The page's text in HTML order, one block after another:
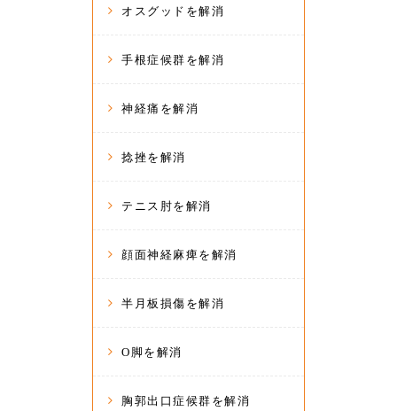
オスグッドを解消
手根症候群を解消
神経痛を解消
捻挫を解消
テニス肘を解消
顔面神経麻痺を解消
半月板損傷を解消
O脚を解消
胸郭出口症候群を解消